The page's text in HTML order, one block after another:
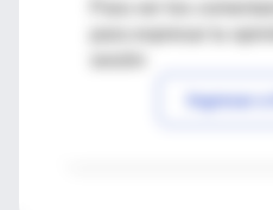
Para ver los
Ingresar a